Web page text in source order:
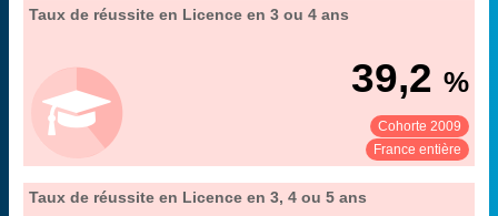
Taux de réussite en Licence en 3 ou 4 ans
39,2 %
Cohorte 2009
France entière
18. les parcours et la réussite en Licence, Licence
Taux de réussite en Licence en 3, 4 ou 5 ansExtrait de la fiche "
18. les parcours et la réussite en Licence, Licence